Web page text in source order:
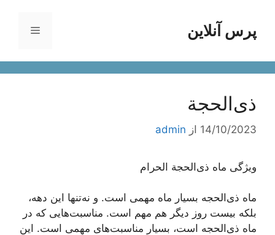
محتواپرس آنلاین فهرست
ذی‌الحجة
14/10/2023 از admin
ویژگی ماه ذی‌الحجة الحرام
ماه ذی‌الحجه بسیار ماه مهمی است. و نه‌‌تنها این دهه،
بلکه بیست روز دیگر هم مهم است. مناسبت‌هایی که در
ماه ذی‌الحجه است، بسیار مناسبت‌های مهمی است. این